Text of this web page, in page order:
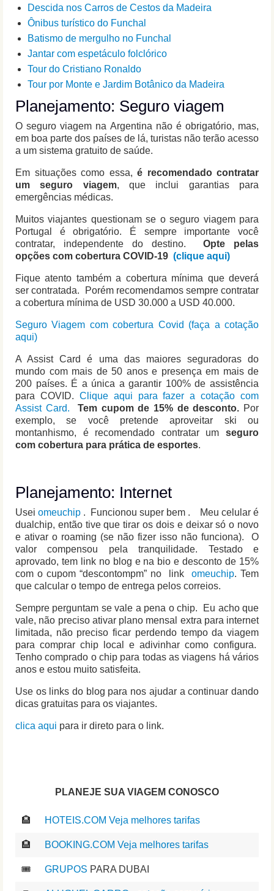
Descida nos Carros de Cestos da Madeira
Ônibus turístico do Funchal
Batismo de mergulho no Funchal
Jantar com espetáculo folclórico
Tour do Cristiano Ronaldo
Tour por Monte e Jardim Botânico da Madeira
Planejamento: Seguro viagem
O seguro viagem na Argentina não é obrigatório, mas,
em boa parte dos países de lá, turistas não terão acesso
a um sistema gratuito de saúde.
Em situações como essa, é recomendado contratar
um seguro viagem, que inclui garantias para
emergências médicas.
Muitos viajantes questionam se o seguro viagem para
Portugal é obrigatório. É sempre importante você
contratar, independente do destino. Opte pelas
opções com cobertura COVID-19 (clique aqui)
Fique atento também a cobertura mínima que deverá
ser contratada. Porém recomendamos sempre contratar
a cobertura mínima de USD 30.000 a USD 40.000.
Seguro Viagem com cobertura Covid (faça a cotação
aqui)
A Assist Card é uma das maiores seguradoras do
mundo com mais de 50 anos e presença em mais de
200 países. É a única a garantir 100% de assistência
para COVID. Clique aqui para fazer a cotação com
Assist Card. Tem cupom de 15% de desconto. Por
exemplo, se você pretende aproveitar ski ou
montanhismo, é recomendado contratar um seguro
com cobertura para prática de esportes.
Planejamento: Internet
Usei omeuchip . Funcionou super bem . Meu celular é
dualchip, então tive que tirar os dois e deixar só o novo
e ativar o roaming (se não fizer isso não funciona). O
valor compensou pela tranquilidade. Testado e
aprovado, tem link no blog e na bio e desconto de 15%
com o cupom “descontompm” no link omeuchip. Tem
que calcular o tempo de entrega pelos correios.
Sempre perguntam se vale a pena o chip. Eu acho que
vale, não preciso ativar plano mensal extra para internet
limitada, não preciso ficar perdendo tempo da viagem
para comprar chip local e adivinhar como configura.
Tenho comprado o chip para todas as viagens há vários
anos e estou muito satisfeita.
Use os links do blog para nos ajudar a continuar dando
dicas gratuitas para os viajantes.
clica aqui para ir direto para o link.
PLANEJE SUA VIAGEM CONOSCO
🏨 HOTEIS.COM Veja melhores tarifas
🏨 BOOKING.COM Veja melhores tarifas
🎟️ GRUPOS PARA DUBAI